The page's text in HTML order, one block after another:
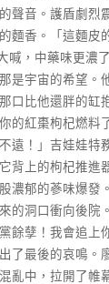
聲音。護盾劇烈
麵香。「這麵皮
喊，中藥味更濃
是宇宙的希望。
口比他還胖的缸
的紅棗枸杞燃料
遠！」吉娃娃特
背上的枸杞推進
濃郁的蔘味爆發
的洞口衝向後院
餘孽！我會追上
了最後的哀鳴。
亂中，拉開了帷